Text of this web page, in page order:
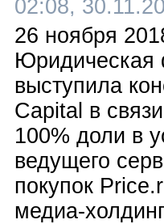
02:08,
26 ноября
Юридическая
выступила
Capital в
100% доли в
ведущего
покупок
медиа-